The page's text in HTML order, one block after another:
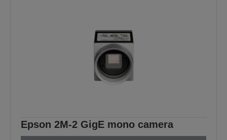
Epson 2M-2 GigE mono camera